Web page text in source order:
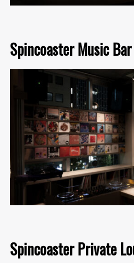
Spincoaster Music
Spincoaster Private